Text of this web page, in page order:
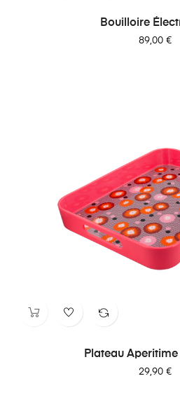
Bouilloire
Prix
89,00 €
Plateau
Prix
29,90 €